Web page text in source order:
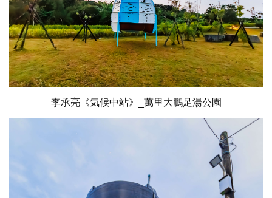
李承亮《気候中站》_萬里大鵬足湯公園